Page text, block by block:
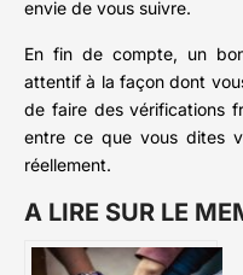
envie de vous suivre.
En fin de compte, un
attentif à la façon dont
de faire des vérifications
entre ce que vous dites
réellement.
A LIRE SUR LE